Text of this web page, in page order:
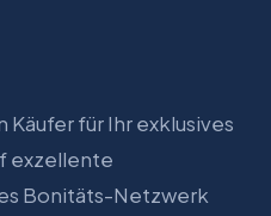
für Ihr exklusives
exzellente
Bonitäts-Netzwerk